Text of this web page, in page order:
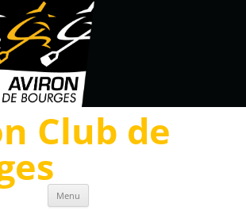
Club de
Menu